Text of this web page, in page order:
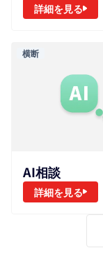
詳細を見る
横断
AI相談
詳細を見る